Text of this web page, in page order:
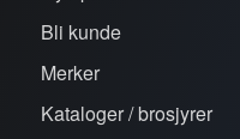
Bli kunde
Merker
Kataloger / brosjyrer